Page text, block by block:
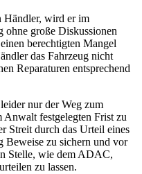
Händler, wird er im
ohne große Diskussionen
berechtigten Mangel
das Fahrzeug nicht
Reparaturen entsprechend
nur der Weg zum
festgelegten Frist zu
Streit durch das Urteil eines
Beweise zu sichern und vor
Stelle, wie dem ADAC,
zu lassen.